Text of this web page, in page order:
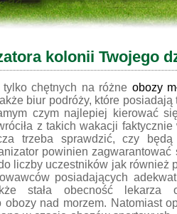
kolonii Twojego
chętnych na różne obozy
biur podróży, które posiadają
czym najlepiej kierować
z takich wakacji
trzeba sprawdzić, czy
powinien zagwarantować
liczby uczestników jak również
posiadających
stała obecność lekarza
nad morzem. Natomiast